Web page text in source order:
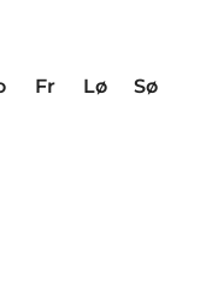
Fr Lø
Sø